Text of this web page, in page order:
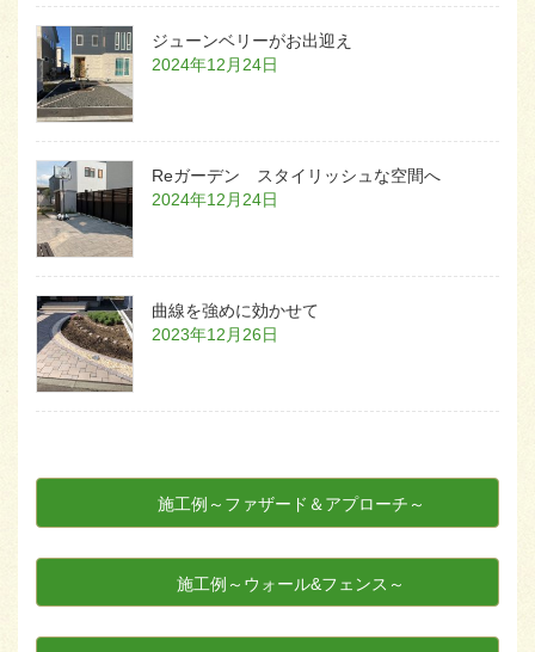
ジューンベリーがお出迎え
2024年12月24日
Reガーデン スタイリッシュな空間へ
2024年12月24日
曲線を強めに効かせて
2023年12月26日
施工例～ファザード＆アプローチ～
施工例～ウォール&フェンス～